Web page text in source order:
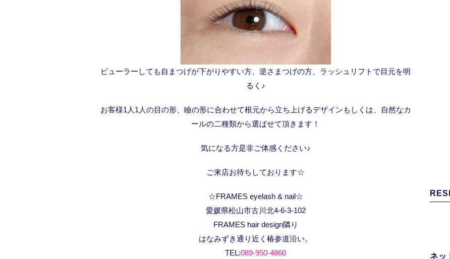
ビューラーしても自まつげが下がりやすい方、逆さまつげの方、ラッシュリフトで目元を明
るく♪
お客様1人1人の目の形、瞼の形に合わせて根元から立ち上げるデザインもしくは、自然なカ
ールの二種類から選ばせて頂きます！
気になる方是非ご体感ください♪
ご来店お待ちしております☆
☆FRAMES eyelash & nail☆
愛媛県松山市古川北4-6-3-102
FRAMES hair design隣り
はなみずき通り近く椿参道沿い。
TEL:089-950-4860
ネッ